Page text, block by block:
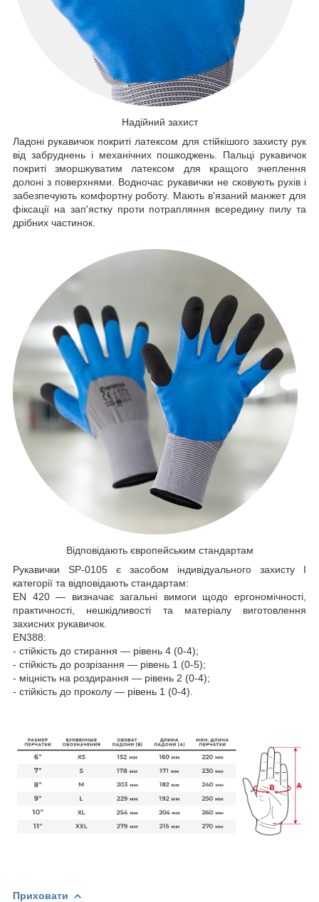
Надійний захист
Ладоні рукавичок покриті латексом для стійкішого захисту рук
від забруднень і механічних пошкоджень. Пальці рукавичок
покриті зморшкуватим латексом для кращого зчеплення
долоні з поверхнями. Водночас рукавички не сковують рухів і
забезпечують комфортну роботу. Мають в'язаний манжет для
фіксації на зап'ястку проти потрапляння всередину пилу та
дрібних частинок.
Відповідають європейським стандартам
Рукавички SP-0105 є засобом індивідуального захисту І
категорії та відповідають стандартам:
EN 420 — визначає загальні вимоги щодо ергономічності,
практичності, нешкідливості та матеріалу виготовлення
захисних рукавичок.
EN388:
- стійкість до стирання — рівень 4 (0-4);
- стійкість до розрізання — рівень 1 (0-5);
- міцність на роздирання — рівень 2 (0-4);
- стійкість до проколу — рівень 1 (0-4).
Приховати